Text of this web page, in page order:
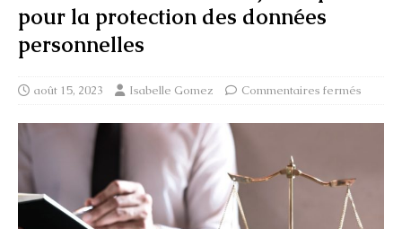
pour la protection des données
personnelles
août 15, 2023 Isabelle Gomez Commentaires fermés